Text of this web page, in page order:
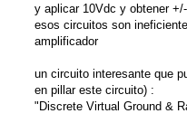
y aplicar 10Vdc y obtener
esos circuitos son
amplificador
un circuito interesante que
en pillar este circuito) :
"Discrete Virtual Ground &